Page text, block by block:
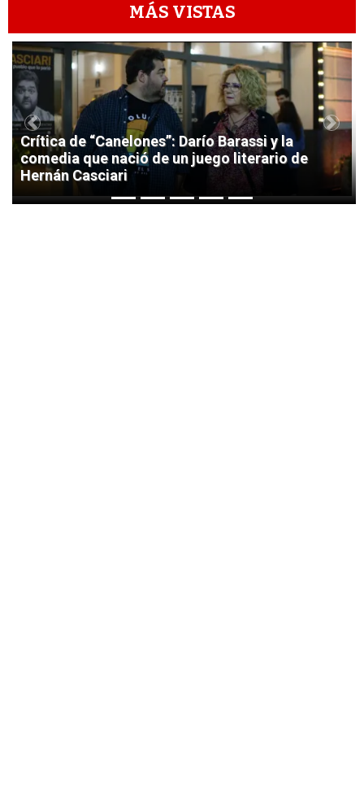
MÁS VISTAS
1
Crítica de “Canelones”: Darío Barassi y la
comedia que nació de un juego literario de
Hernán Casciari
Previous Next